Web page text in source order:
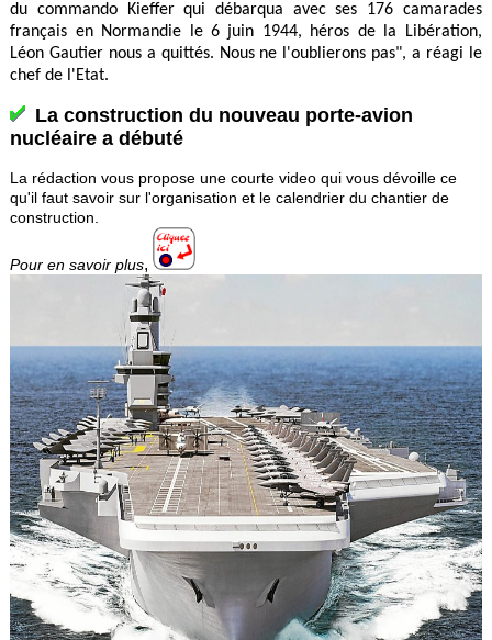
du commando Kieffer qui débarqua avec ses 176 camarades
français en Normandie le 6 juin 1944, héros de la Libération,
Léon Gautier nous a quittés. Nous ne l'oublierons pas", a réagi le
chef de l'Etat.
La construction du nouveau porte-avion
nucléaire a débuté
La rédaction vous propose une courte video qui vous dévoille ce
qu'il faut savoir sur l'organisation et le calendrier du chantier de
construction.
Pour en savoir plus,